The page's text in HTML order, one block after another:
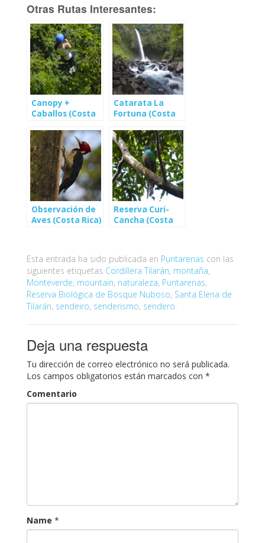
Otras Rutas Interesantes:
Canopy +
Caballos (Costa
Catarata La
Fortuna (Costa
Observación de
Aves (Costa Rica)
Reserva Curi-
Cancha (Costa
Esta entrada ha sido publicada en Puntarenas con las
siguientes etiquetas Cordillera Tilarán, montaña,
Monteverde, mountain, naturaleza, Puntarenas,
Reserva Biológica de Bosque Nuboso, Santa Elena de
Tilarán, sendeiro, senderismo, sendero.
Deja una respuesta
Tu dirección de correo electrónico no será publicada.
Los campos obligatorios están marcados con *
Comentario
Name *